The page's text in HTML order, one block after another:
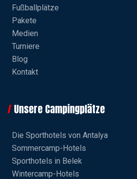
Fußballplätze
Pakete
Medien
Turniere
Blog
Kontakt
Unsere Campingplätze
Die Sporthotels von Antalya
Sommercamp-Hotels
Sporthotels in Belek
Wintercamp-Hotels